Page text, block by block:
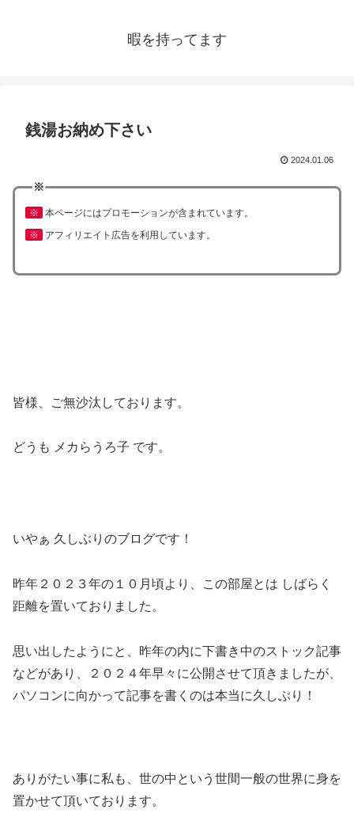
暇を持ってます
銭湯お納め下さい
2024.01.06
※
※
本ページにはプロモーションが含まれています。
※
アフィリエイト広告を利用しています。
皆様、ご無沙汰しております。
どうも メカらうろ子 です。
いやぁ 久しぶりのブログです！
昨年２０２３年の１０月頃より、この部屋とは しばらく
距離を置いておりました。
思い出したようにと、昨年の内に下書き中のストック記事
などがあり、２０２４年早々に公開させて頂きましたが、
パソコンに向かって記事を書くのは本当に久しぶり！
ありがたい事に私も、世の中という世間一般の世界に身を
置かせて頂いております。